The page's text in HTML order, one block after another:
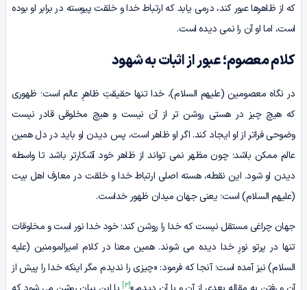
که از ظاهرها عبور کند، درمی یابد که ارتباط خدا و خلقت پیوسته در برابر او بوده
است، اما او آن را نمی دیده است.
کلام معصوم؛ عبور از اثبات به شهود
در نگاه معصومین (علیهم السلام)، خدا تنها حقیقتِ ظاهرِ عالم است؛ ظهوری
که هیچ چیز در هستی روشن تر از آن نیست و هیچ مخلوقی قادر نیست
وضوحی فراتر از او ایجاد کند. اگر او ظاهر است، پس دیدن او باید در دل همین
عالم ممکن باشد؛ چون مظهر نمی تواند از ظاهر خود آشکارتر باشد تا واسطه
دیدن او شود. این نقطه، هسته اصلی ارتباط خدا و خلقت در معارف اهل بیت
(علیهم السلام) است؛ یعنی جهان میدان ظهور خداست.
جهان چراغی مستقل نیست که خدا را روشن کند؛ خود خدا نور است و مخلوقات
تنها در پرتو نورِ خدا دیده می شوند. همین معنا در کلام امیرالمومنین (علیه
السلام) نیز آمده است؛ آنجا که فرمود: «چیزی را ندیدم مگر اینکه خدا را پیش از
[3]